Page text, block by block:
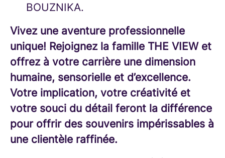
BOUZNIKA.
Vivez une aventure professionnelle
unique! Rejoignez la famille THE VIEW et
offrez à votre carrière une dimension
humaine, sensorielle et d’excellence.
Votre implication, votre créativité et
votre souci du détail feront la différence
pour offrir des souvenirs impérissables à
une clientèle raffinée.